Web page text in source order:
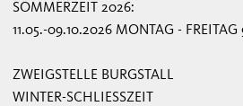
SOMMERZEIT 2026:
11.05.-09.10.2026 MONTAG -
ZWEIGSTELLE BURGSTALL
WINTER-SCHLIESSZEIT